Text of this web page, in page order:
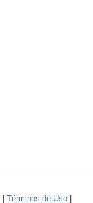
Términos de Uso